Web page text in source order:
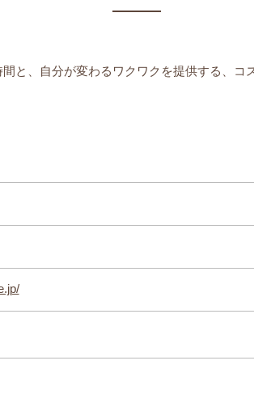
と、自分が変わるワクワクを提供する、コ